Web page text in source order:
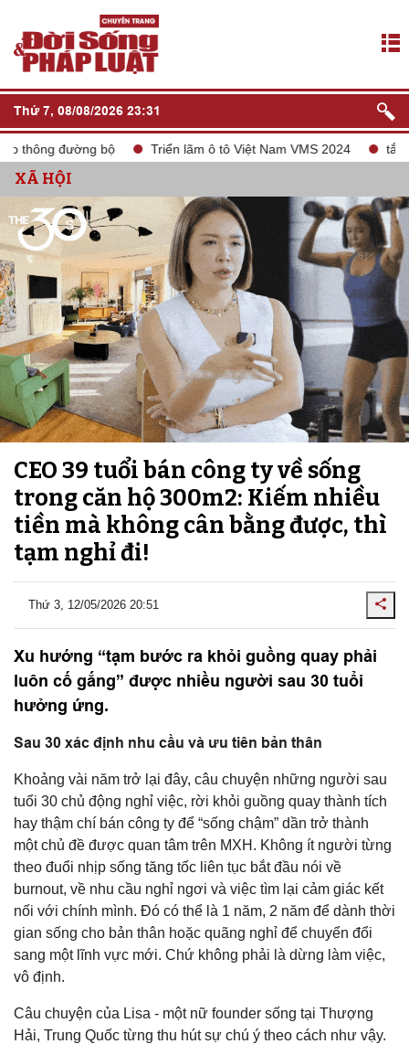
Thứ 7, 08/08/2026 23:31
bộ Triển lãm ô tô Việt Nam VMS 2024 tắt sóng 2G
XÃ HỘI
CEO 39 tuổi bán công ty về sống
trong căn hộ 300m2: Kiếm nhiều
tiền mà không cân bằng được, thì
tạm nghỉ đi!
Thứ 3, 12/05/2026 20:51
Xu hướng “tạm bước ra khỏi guồng quay phải
luôn cố gắng” được nhiều người sau 30 tuổi
hưởng ứng.
Sau 30 xác định nhu cầu và ưu tiên bản thân
Khoảng vài năm trở lại đây, câu chuyện những người sau
tuổi 30 chủ động nghỉ việc, rời khỏi guồng quay thành tích
hay thậm chí bán công ty để “sống chậm” dần trở thành
một chủ đề được quan tâm trên MXH. Không ít người từng
theo đuổi nhịp sống tăng tốc liên tục bắt đầu nói về
burnout, về nhu cầu nghỉ ngơi và việc tìm lại cảm giác kết
nối với chính mình. Đó có thể là 1 năm, 2 năm để dành thời
gian sống cho bản thân hoặc quãng nghỉ để chuyển đổi
sang một lĩnh vực mới. Chứ không phải là dừng làm việc,
vô định.
Câu chuyện của Lisa - một nữ founder sống tại Thượng
Hải, Trung Quốc từng thu hút sự chú ý theo cách như vậy.